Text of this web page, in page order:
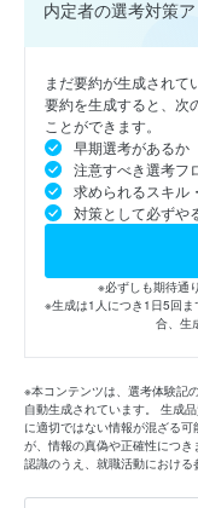
内定者の選考対策
まだ要約が生成されて
要約を生成すると、次
ことができます。
早期選考があるか
注意すべき選考フ
求められるスキル
対策として必ずや
※必ずしも期待通
※生成は1人につき1日5回
合、生
※本コンテンツは、選考体験記
自動生成されています。 生成
に適切ではない情報が混ざる
が、情報の真偽や正確性につ
認識のうえ、就職活動における